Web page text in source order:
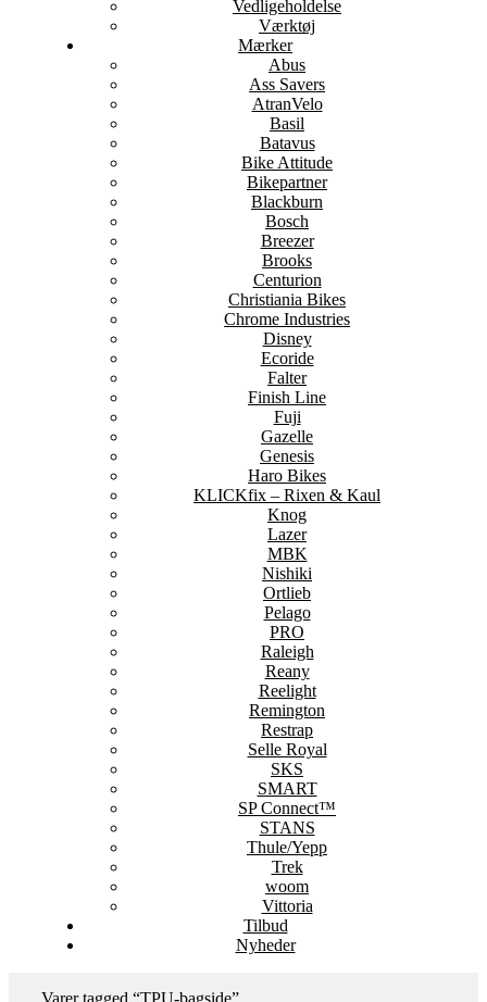
Vedligeholdelse
Værktøj
Mærker
Abus
Ass Savers
AtranVelo
Basil
Batavus
Bike Attitude
Bikepartner
Blackburn
Bosch
Breezer
Brooks
Centurion
Christiania Bikes
Chrome Industries
Disney
Ecoride
Falter
Finish Line
Fuji
Gazelle
Genesis
Haro Bikes
KLICKfix – Rixen & Kaul
Knog
Lazer
MBK
Nishiki
Ortlieb
Pelago
PRO
Raleigh
Reany
Reelight
Remington
Restrap
Selle Royal
SKS
SMART
SP Connect™
STANS
Thule/Yepp
Trek
woom
Vittoria
Tilbud
Nyheder
Varer tagged “TPU-bagside”